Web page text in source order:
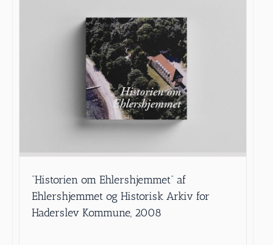
”Historien om Ehlershjemmet” af
Ehlershjemmet og Historisk Arkiv for
Haderslev Kommune, 2008